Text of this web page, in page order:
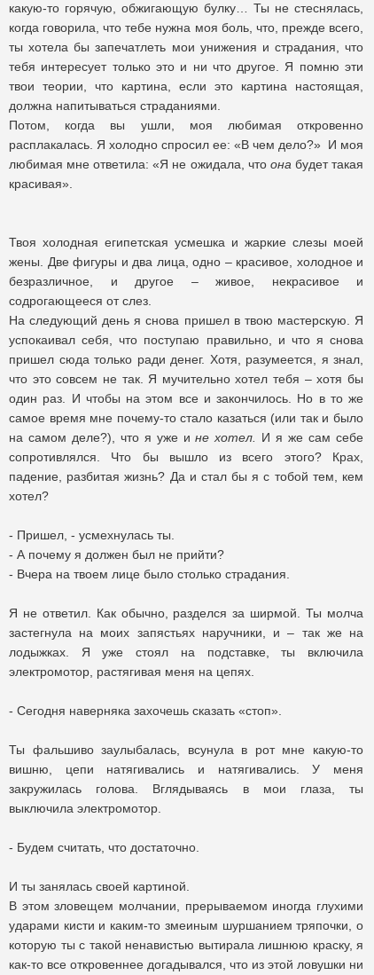
какую-то горячую, обжигающую булку… Ты не стеснялась,
когда говорила, что тебе нужна моя боль, что, прежде всего,
ты хотела бы запечатлеть мои унижения и страдания, что
тебя интересует только это и ни что другое. Я помню эти
твои теории, что картина, если это картина настоящая,
должна напитываться страданиями.
Потом, когда вы ушли, моя любимая откровенно
расплакалась. Я холодно спросил ее: «В чем дело?» И моя
любимая мне ответила: «Я не ожидала, что она будет такая
красивая».
Твоя холодная египетская усмешка и жаркие слезы моей
жены. Две фигуры и два лица, одно – красивое, холодное и
безразличное, и другое – живое, некрасивое и
содрогающееся от слез.
На следующий день я снова пришел в твою мастерскую. Я
успокаивал себя, что поступаю правильно, и что я снова
пришел сюда только ради денег. Хотя, разумеется, я знал,
что это совсем не так. Я мучительно хотел тебя – хотя бы
один раз. И чтобы на этом все и закончилось. Но в то же
самое время мне почему-то стало казаться (или так и было
на самом деле?), что я уже ине хотел.
И я же сам себе
сопротивлялся. Что бы вышло из всего этого? Крах,
падение, разбитая жизнь? Да и стал бы я с тобой тем, кем
хотел?
- Пришел, - усмехнулась ты.
- А почему я должен был не прийти?
- Вчера на твоем лице было столько страдания.
Я не ответил. Как обычно, разделся за ширмой. Ты молча
застегнула на моих запястьях наручники, и – так же на
лодыжках. Я уже стоял на подставке, ты включила
электромотор, растягивая меня на цепях.
- Сегодня наверняка захочешь сказать «стоп».
Ты фальшиво заулыбалась, всунула в рот мне какую-то
вишню, цепи натягивались и натягивались. У меня
закружилась голова. Вглядываясь в мои глаза, ты
выключила электромотор.
- Будем считать, что достаточно.
И ты занялась своей картиной.
В этом зловещем молчании, прерываемом иногда глухими
ударами кисти и каким-то змеиным шуршанием тряпочки, о
которую ты с такой ненавистью вытирала лишнюю краску, я
как-то все откровеннее догадывался, что из этой ловушки ни